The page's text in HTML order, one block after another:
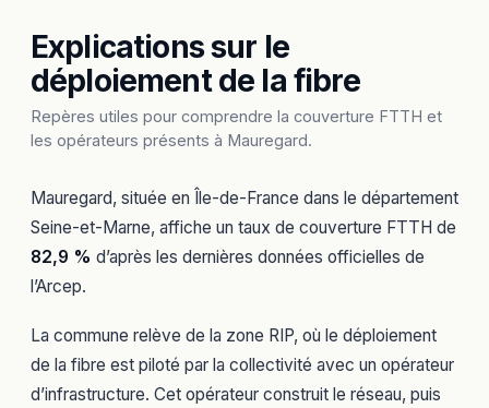
Explications sur le
déploiement de la fibre
Repères utiles pour comprendre la couverture FTTH et
les opérateurs présents à Mauregard.
Mauregard, située en Île-de-France dans le département
Seine-et-Marne, affiche un taux de couverture FTTH de
82,9 % d’après les dernières données officielles de
l’Arcep.
La commune relève de la zone RIP, où le déploiement
de la fibre est piloté par la collectivité avec un opérateur
d’infrastructure. Cet opérateur construit le réseau, puis